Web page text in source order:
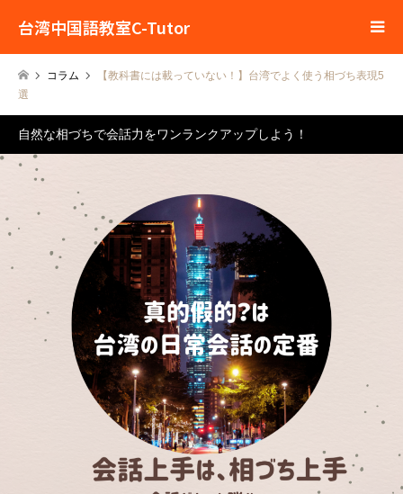
台湾中国語教室C-Tutor
コラム
【教科書には載っていない！】台湾でよく使う相づち表現5
選
自然な相づちで会話力をワンランクアップしよう！